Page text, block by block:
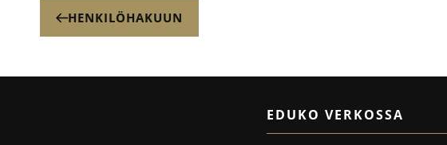
HENKILÖHAKUUN
EDUKO VERKOSSA